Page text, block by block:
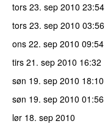
tors 23. sep 2010 23:54
tors 23. sep 2010 03:56
ons 22. sep 2010 09:54
tirs 21. sep 2010 16:32
søn 19. sep 2010 18:10
søn 19. sep 2010 01:56
lør 18. sep 2010